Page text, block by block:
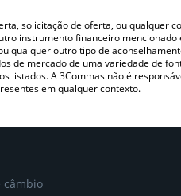
solicitação de oferta, ou
instrumento financeiro
qualquer outro tipo de
de mercado de uma variedade de
listados. A 3Commas não é
em qualquer contexto.
câmbio